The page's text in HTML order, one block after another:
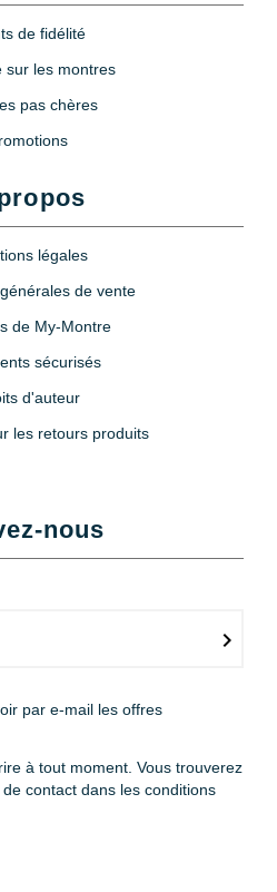
de fidélité
sur les montres
pas chères
légales
de vente
de My-Montre
sécurisés
d'auteur
les retours produits
nous
par e-mail les offres
à tout moment. Vous trouverez
contact dans les conditions